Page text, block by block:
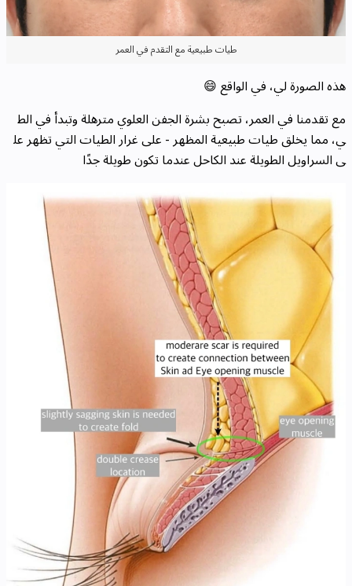
طيات طبيعية مع التقدم في العمر
هذه الصورة لي، في الواقع 😄
مع تقدمنا في العمر، تصبح بشرة الجفن العلوي مترهلة وتبدأ في الط
ي، مما يخلق طيات طبيعية المظهر - على غرار الطيات التي تظهر عل
ى السراويل الطويلة عند الكاحل عندما تكون طويلة جدًا